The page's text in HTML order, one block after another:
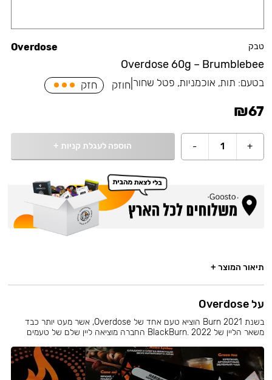
טבק
Overdose 60g – Brumblebee
Overdose
בטעם: תות, אוכמניות, פטל שחור חוזק חזק
₪67
+
1
- הוספה לעגלת קניות +
תיאור המוצר +
על Overdose
בשנת 2021 Burn הוציא טעם אחד של Overdose, אשר מעט יותר כבד
משאר הליין של BlackBurn. 2022 החברה מוציאה ליין שלם של טעמים